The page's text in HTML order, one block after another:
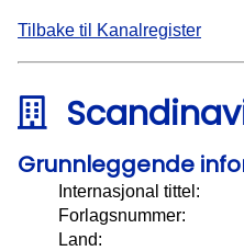
Tilbake til Kanalregister
Grunnleggende
Internasjonal tittel:
Forlagsnummer:
Land: